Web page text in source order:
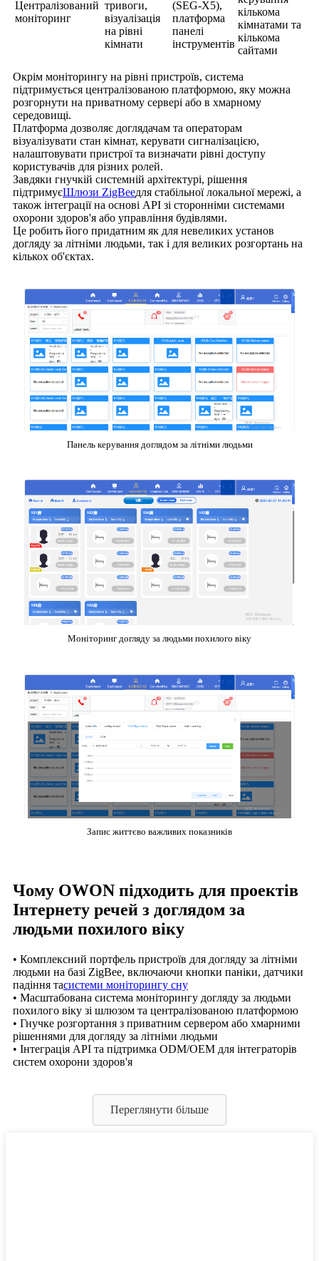
Централізований
моніторинг
тривоги,
візуалізація
на рівні
кімнати
(SEG-X5),
платформа
панелі
інструментів
кількома
кімнатами та
кількома
сайтами
Окрім моніторингу на рівні пристроїв, система
підтримується централізованою платформою, яку можна
розгорнути на приватному сервері або в хмарному
середовищі.
Платформа дозволяє доглядачам та операторам
візуалізувати стан кімнат, керувати сигналізацією,
налаштовувати пристрої та визначати рівні доступу
користувачів для різних ролей.
Завдяки гнучкій системній архітектурі, рішення
підтримуєШлюзи ZigBeeдля стабільної локальної мережі, а
також інтеграції на основі API зі сторонніми системами
охорони здоров'я або управління будівлями.
Це робить його придатним як для невеликих установ
догляду за літніми людьми, так і для великих розгортань на
кількох об'єктах.
Панель керування доглядом за літніми людьми
Моніторинг догляду за людьми похилого віку
Запис життєво важливих показників
Чому OWON підходить для проектів
Інтернету речей з доглядом за
людьми похилого віку
• Комплексний портфель пристроїв для догляду за літніми
людьми на базі ZigBee, включаючи кнопки паніки, датчики
падіння тасистеми моніторингу сну
• Масштабована система моніторингу догляду за людьми
похилого віку зі шлюзом та централізованою платформою
• Гнучке розгортання з приватним сервером або хмарними
рішеннями для догляду за літніми людьми
• Інтеграція API та підтримка ODM/OEM для інтеграторів
систем охорони здоров'я
Переглянути більше